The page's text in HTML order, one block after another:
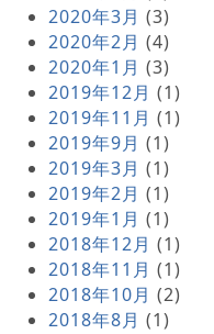
2020年3月 (3)
2020年2月 (4)
2020年1月 (3)
2019年12月 (1)
2019年11月 (1)
2019年9月 (1)
2019年3月 (1)
2019年2月 (1)
2019年1月 (1)
2018年12月 (1)
2018年11月 (1)
2018年10月 (2)
2018年8月 (1)